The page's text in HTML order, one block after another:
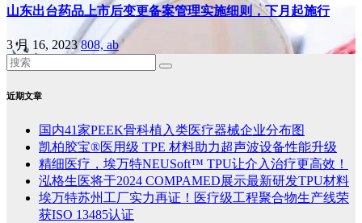
山东出台药品上市后变更备案管理实施细则，下月起施行
3 月 16, 2023808, ab
近期文章
国内41家PEEK骨科植入类医疗器械企业分布图
凯柏胶宝®医用级 TPE 材料助力超声波设备性能升级
精细医疗，埃万特NEUSoft™ TPU让介入治疗更高效！
泓格生医将于2024 COMPAMED展示最新研发TPU材料
埃万特苏州工厂实力再证！医疗级工程聚合物生产线荣
获ISO 13485认证